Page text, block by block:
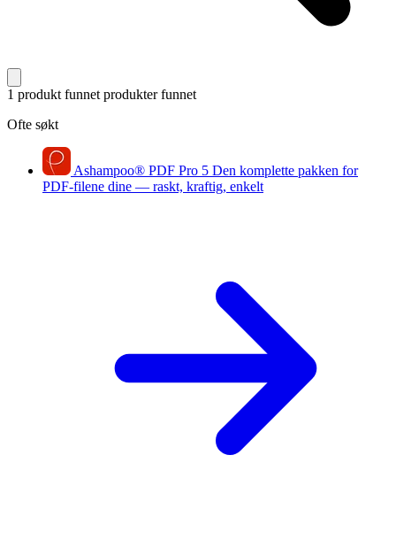
1 produkt funnet produkter funnet
Ofte søkt
Ashampoo® PDF Pro 5 Den komplette pakken for
PDF-filene dine — raskt, kraftig, enkelt